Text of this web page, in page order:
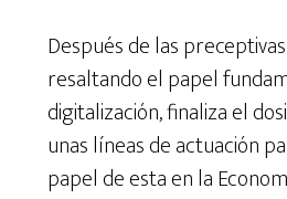
Después de las
resaltando el papel
digitalización, finaliza el
unas líneas de actuación
papel de esta en la